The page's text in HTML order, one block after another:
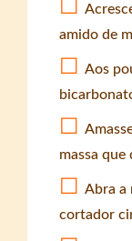
amido de
Aos
massa que
Abra a
cortador